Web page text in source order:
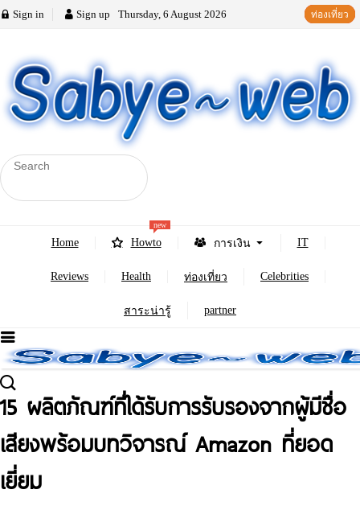
Sign in Sign up Thursday, 6 August 2026
Home Howto
new
การเงิน IT
Reviews Health ท่องเที่ยว Celebrities
สาระน่ารู้ partner
15 ผลิตภัณฑ์ที่ได้รับการรับรองจากผู้มีชื่อ
เสียงพร้อมบทวิจารณ์ Amazon ที่ยอด
เยี่ยม
สาระน่ารู้
ท่องเที่ยว
สาระน่ารู้
ท่องเที่ยว